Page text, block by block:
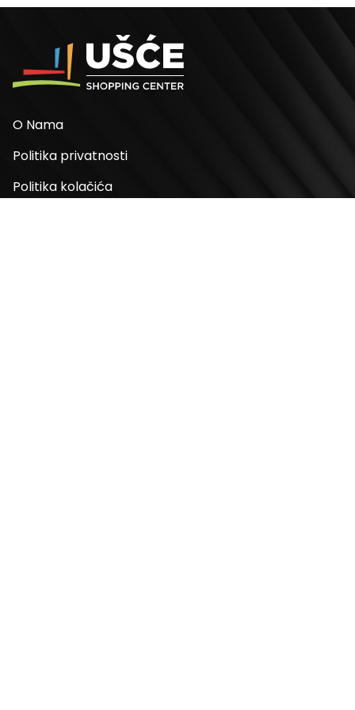
O Nama
Politika privatnosti
Politika kolačića